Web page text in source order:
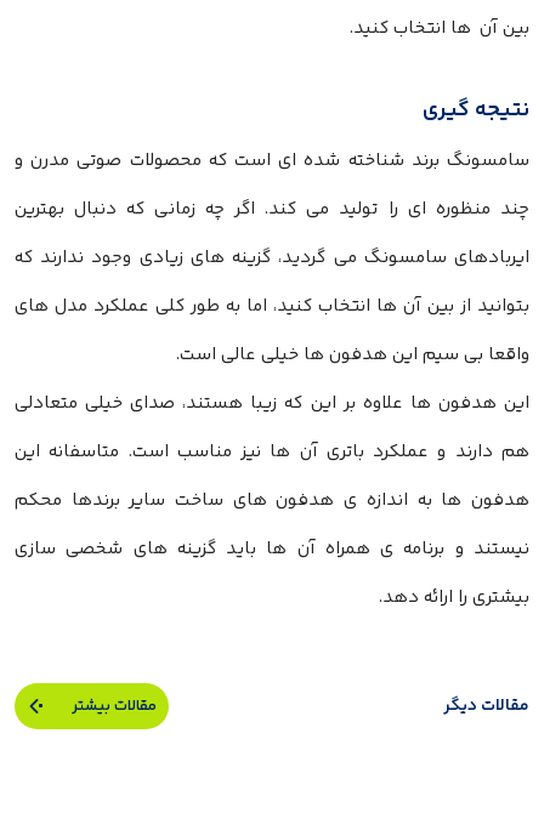
بین آن ها انتخاب کنید.
نتیجه گیری
سامسونگ برند شناخته شده ای است که محصولات صوتی مدرن و
چند منظوره ای را تولید می کند. اگر چه زمانی که دنبال بهترین
ایربادهای سامسونگ می گردید، گزینه های زیادی وجود ندارند که
بتوانید از بین آن ها انتخاب کنید، اما به طور کلی عملکرد مدل های
واقعا بی سیم این هدفون ها خیلی عالی است.
این هدفون ها علاوه بر این که زیبا هستند، صدای خیلی متعادلی
هم دارند و عملکرد باتری آن ها نیز مناسب است. متاسفانه این
هدفون ها به اندازه ی هدفون های ساخت سایر برندها محکم
نیستند و برنامه ی همراه آن ها باید گزینه های شخصی سازی
بیشتری را ارائه دهد.
مقالات دیگر مقالات بیشتر